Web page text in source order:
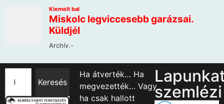
Keresés
Ha átverték… Ha
megvezették… Vagy
ha csak hallott
szemlézi